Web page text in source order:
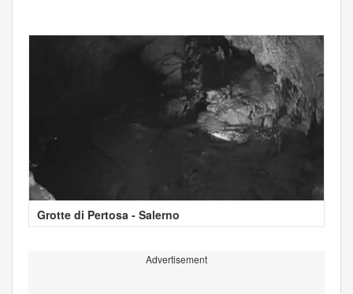
Grotte di Pertosa - Salerno
Advertisement